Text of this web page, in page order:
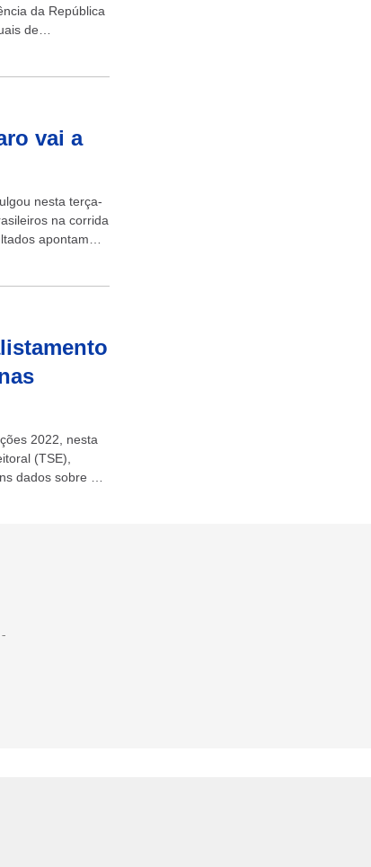
da República
de
vai a
nesta terça-
na corrida
apontam
2022, nesta
(TSE),
dados sobre o